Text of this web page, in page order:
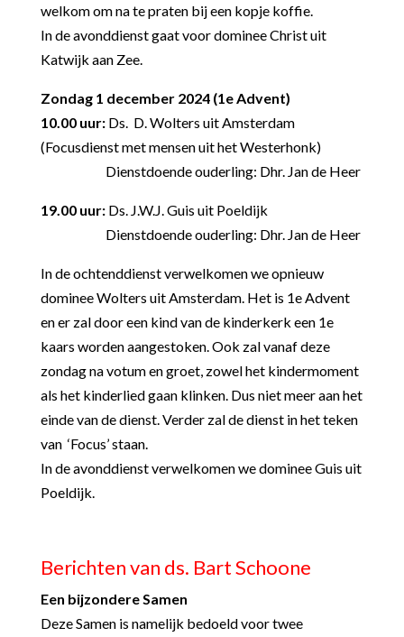
welkom om na te praten bij een kopje koffie.
In de avonddienst gaat voor dominee Christ uit
Katwijk aan Zee.
Zondag 1 december 2024 (1e Advent)
10.00 uur: Ds. D. Wolters uit Amsterdam
(Focusdienst met mensen uit het Westerhonk)
Dienstdoende ouderling: Dhr. Jan de Heer
19.00 uur: Ds. J.W.J. Guis uit Poeldijk
Dienstdoende ouderling: Dhr. Jan de Heer
In de ochtenddienst verwelkomen we opnieuw
dominee Wolters uit Amsterdam. Het is 1eAdvent
en er zal door een kind van de kinderkerk een 1e
kaars worden aangestoken. Ook zal vanaf deze
zondag na votum en groet, zowel het kindermoment
als het kinderlied gaan klinken. Dus niet meer aan het
einde van de dienst. Verder zal de dienst in het teken
van ‘Focus’ staan.
In de avonddienst verwelkomen we dominee Guis uit
Poeldijk.
Berichten van ds. Bart Schoone
Een bijzondere Samen
Deze Samen is namelijk bedoeld voor twee